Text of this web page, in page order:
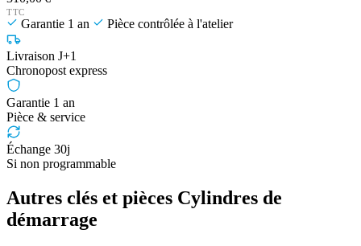
TTC
Garantie 1 an Pièce contrôlée à l'atelier
Livraison J+1
Chronopost express
Garantie 1 an
Pièce & service
Échange 30j
Si non programmable
Autres clés et pièces Cylindres de
démarrage